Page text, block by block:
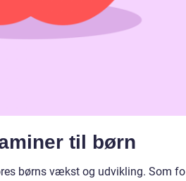
til børn
børns vækst og udvikling. Som